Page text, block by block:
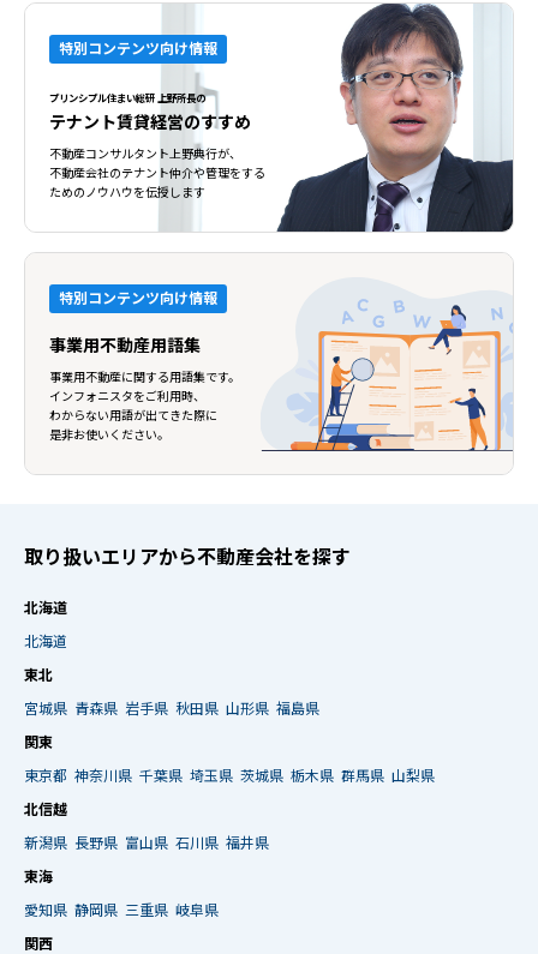
特別コンテンツ向け情報
プリンシプル住まい総研 上野所長の
テナント賃貸経営のすすめ
不動産コンサルタント上野典行が、
不動産会社のテナント仲介や管理をする
ためのノウハウを伝授します
特別コンテンツ向け情報
事業用不動産用語集
事業用不動産に関する用語集です。
インフォニスタをご利用時、
わからない用語が出てきた際に
是非お使いください。
取り扱いエリアから不動産会社を探す
北海道
北海道
東北
宮城県 青森県 岩手県 秋田県 山形県 福島県
関東
東京都 神奈川県 千葉県 埼玉県 茨城県 栃木県 群馬県 山梨県
北信越
新潟県 長野県 富山県 石川県 福井県
東海
愛知県 静岡県 三重県 岐阜県
関西